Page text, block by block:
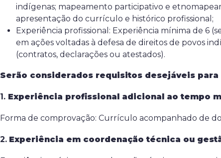
indígenas; mapeamento participativo e
apresentação do currículo e histórico profissional;
Experiência profissional: Experiência mínima de 6
em ações voltadas à defesa de direitos de povos
(contratos, declarações ou atestados).
Serão considerados requisitos desejáveis para
1. Experiência profissional adicional ao tempo
Forma de comprovação: Currículo acompanhado de
2. Experiência em coordenação técnica ou